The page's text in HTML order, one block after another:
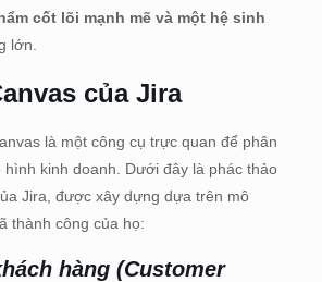
cốt lõi mạnh mẽ và một hệ sinh
lớn.
của Jira
là một công cụ trực quan để phân
hình kinh doanh. Dưới đây là phác thảo
Jira, được xây dựng dựa trên mô
thành công của họ:
hàng (Customer